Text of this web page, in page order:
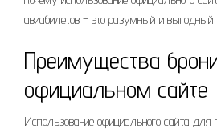
авиабилетов – это разумный и выгодный
Преимущества
официальном сайте
Использование официального сайта для